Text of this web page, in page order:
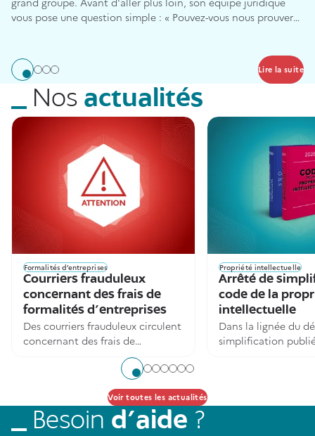
vous pose une question simple : « Pouvez-vous nous prouver
Lire la suite
Aller à l'élément 1
Aller à l'élément 2
Aller à l'élément 3
Aller à l'élément 4
Nos actualités
Courriers frauduleux
concernant des frais de
formalités d'entreprises
Des courriers frauduleux circulent
concernant des frais de
formalités d'entreprises.
Formalités d’entreprises
Arrêté de
code de la
intellectuelle
Dans la lignée du
simplification
Propriété intellectuelle
Aller à l'élément 1
Aller à l'élément 2
Aller à l'élément 3
Aller à l'élément 4
Aller à l'élément 5
Aller à l'élément 6
Aller à l'élément 7
Voir toutes les actualités
Besoin d’aide ?